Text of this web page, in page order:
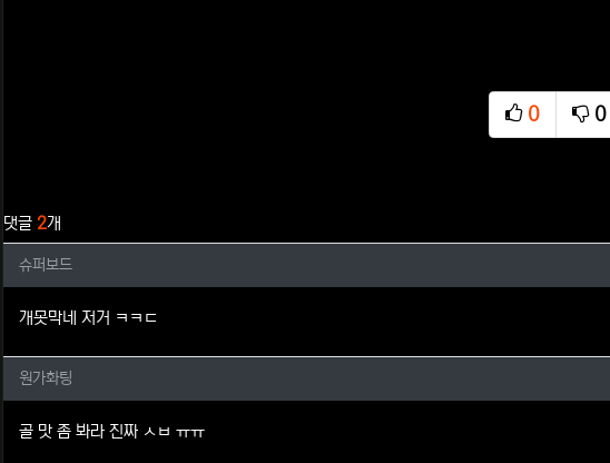
0
추천
0
비
댓글 2개
슈퍼보드님의 댓글
슈퍼보드
개못막네 저거 ㅋㅋㄷ
원가화팅님의 댓글
원가화팅
골 맛 좀 봐라 진짜 ㅅㅂ ㅠㅠ